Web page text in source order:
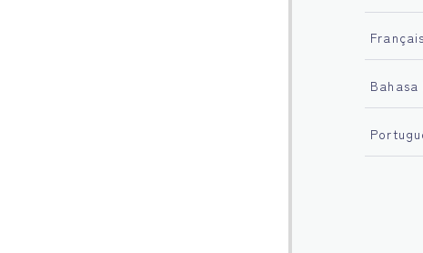
Français
Bahasa